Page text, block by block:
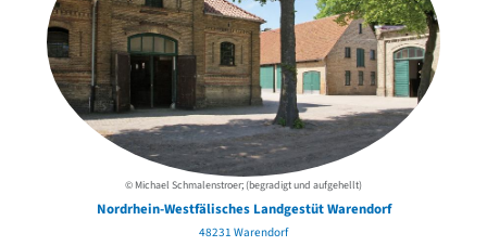
© Michael Schmalenstroer; (begradigt und aufgehellt)
Nordrhein-Westfälisches Landgestüt Warendorf
48231 Warendorf